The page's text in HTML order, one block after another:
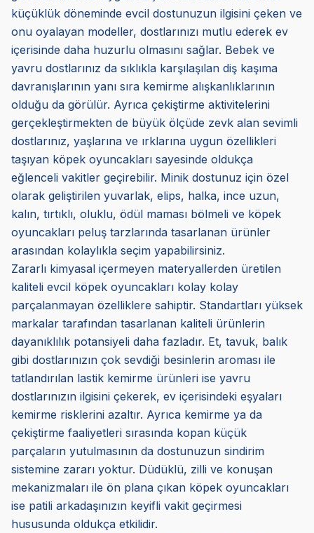
küçüklük döneminde evcil dostunuzun ilgisini çeken ve
onu oyalayan modeller, dostlarınızı mutlu ederek ev
içerisinde daha huzurlu olmasını sağlar. Bebek ve
yavru dostlarınız da sıklıkla karşılaşılan diş kaşıma
davranışlarının yanı sıra kemirme alışkanlıklarının
olduğu da görülür. Ayrıca çekiştirme aktivitelerini
gerçekleştirmekten de büyük ölçüde zevk alan sevimli
dostlarınız, yaşlarına ve ırklarına uygun özellikleri
taşıyan köpek oyuncakları sayesinde oldukça
eğlenceli vakitler geçirebilir. Minik dostunuz için özel
olarak geliştirilen yuvarlak, elips, halka, ince uzun,
kalın, tırtıklı, oluklu, ödül maması bölmeli ve köpek
oyuncakları peluş tarzlarında tasarlanan ürünler
arasından kolaylıkla seçim yapabilirsiniz.
Zararlı kimyasal içermeyen materyallerden üretilen
kaliteli evcil köpek oyuncakları kolay kolay
parçalanmayan özelliklere sahiptir. Standartları yüksek
markalar tarafından tasarlanan kaliteli ürünlerin
dayanıklılık potansiyeli daha fazladır. Et, tavuk, balık
gibi dostlarınızın çok sevdiği besinlerin aroması ile
tatlandırılan lastik kemirme ürünleri ise yavru
dostlarınızın ilgisini çekerek, ev içerisindeki eşyaları
kemirme risklerini azaltır. Ayrıca kemirme ya da
çekiştirme faaliyetleri sırasında kopan küçük
parçaların yutulmasının da dostunuzun sindirim
sistemine zararı yoktur. Düdüklü, zilli ve konuşan
mekanizmaları ile ön plana çıkan köpek oyuncakları
ise patili arkadaşınızın keyifli vakit geçirmesi
hususunda oldukça etkilidir.